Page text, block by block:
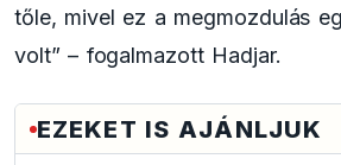
tőle, mivel ez a megmozdulás
volt” – fogalmazott Hadjar.
EZEKET IS AJÁNLJUK